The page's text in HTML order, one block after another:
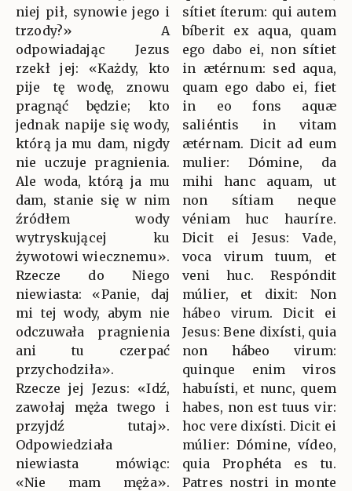
niej pił, synowie jego i
trzody?» A
odpowiadając Jezus
rzekł jej: «Każdy, kto
pije tę wodę, znowu
pragnąć będzie; kto
jednak napije się wody,
którą ja mu dam, nigdy
nie uczuje pragnienia.
Ale woda, którą ja mu
dam, stanie się w nim
źródłem wody
wytryskującej ku
żywotowi wiecznemu».
Rzecze do Niego
niewiasta: «Panie, daj
mi tej wody, abym nie
odczuwała pragnienia
ani tu czerpać
przychodziła».
Rzecze jej Jezus: «Idź,
zawołaj męża twego i
przyjdź tutaj».
Odpowiedziała
niewiasta mówiąc:
«Nie mam męża».
sítiet íterum: qui autem
bíberit ex aqua, quam
ego dabo ei, non sítiet
in ætérnum: sed aqua,
quam ego dabo ei, fiet
in eo fons aquæ
saliéntis in vitam
ætérnam. Dicit ad eum
mulier: Dómine, da
mihi hanc aquam, ut
non sítiam neque
véniam huc hauríre.
Dicit ei Jesus: Vade,
voca virum tuum, et
veni huc. Respóndit
múlier, et dixit: Non
hábeo virum. Dicit ei
Jesus: Bene dixísti, quia
non hábeo virum:
quinque enim viros
habuísti, et nunc, quem
habes, non est tuus vir:
hoc vere dixísti. Dicit ei
múlier: Dómine, vídeo,
quia Prophéta es tu.
Patres nostri in monte